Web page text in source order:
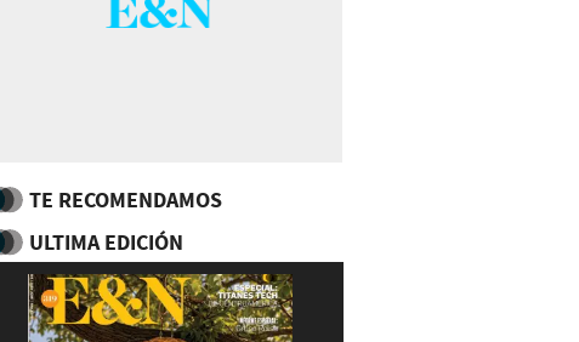
TE RECOMENDAMOS
ULTIMA EDICIÓN